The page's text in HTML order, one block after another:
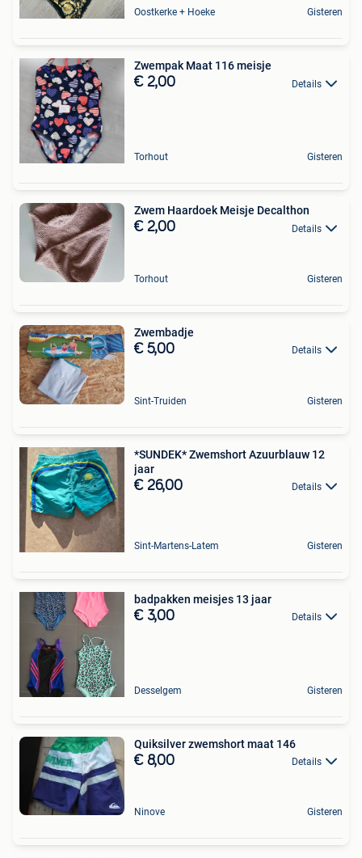
Oostkerke + Hoeke Gisteren
Zwempak Maat 116 meisje
€ 2,00 Details
Torhout Gisteren
Zwem Haardoek Meisje Decalthon
€ 2,00 Details
Torhout Gisteren
Zwembadje
€ 5,00 Details
Sint-Truiden Gisteren
*SUNDEK* Zwemshort Azuurblauw 12
jaar
€ 26,00 Details
Sint-Martens-Latem Gisteren
badpakken meisjes 13 jaar
€ 3,00 Details
Desselgem Gisteren
Quiksilver zwemshort maat 146
€ 8,00 Details
Ninove Gisteren